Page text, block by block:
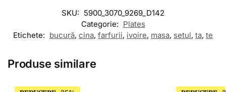
SKU: 5900_3070_9269_D142
Categorie: Plates
Etichete: bucură, cina, farfurii, ivoire, masa, setul, ta, te
Produse similare